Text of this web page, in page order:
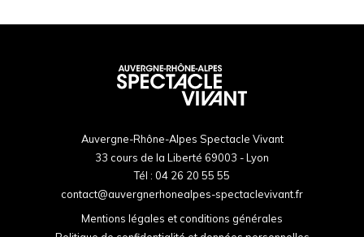
Auvergne-Rhône-Alpes Spectacle Vivant
33 cours de la Liberté 69003 - Lyon
Tél : 04 26 20 55 55
contact@auvergnerhonealpes-spectaclevivant.fr
Mentions légales et conditions générales